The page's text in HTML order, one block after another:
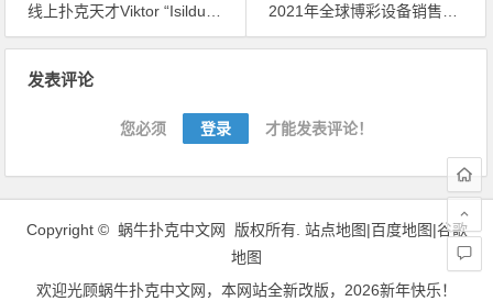
线上扑克天才Viktor “Isildur1” Blom高额桌四天赢利41.5万
2021年全球博彩设备销售额将达到1,000亿美元
发表评论
您必须 登录 才能发表评论！
Copyright © 蜗牛扑克中文网 版权所有. 站点地图|百度地图|谷歌
地图
欢迎光顾蜗牛扑克中文网 ，本网站全新改版，2026新年快乐！